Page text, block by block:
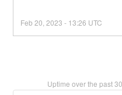
Feb20 ,2023 - 13:26 UTC
Uptime over the past30